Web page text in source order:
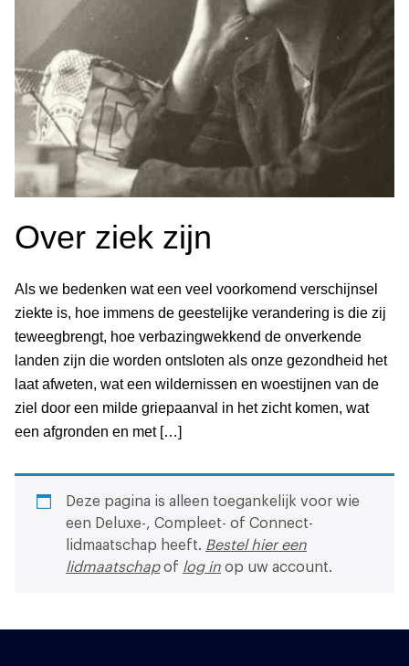
Over ziek zijn
Als we bedenken wat een veel voorkomend verschijnsel
ziekte is, hoe immens de geestelijke verandering is die zij
teweegbrengt, hoe verbazingwekkend de onverkende
landen zijn die worden ontsloten als onze gezondheid het
laat afweten, wat een wildernissen en woestijnen van de
ziel door een milde griepaanval in het zicht komen, wat
een afgronden en met […]
Deze pagina is alleen toegankelijk voor wie
een Deluxe-, Compleet- of Connect-
lidmaatschap heeft. Bestel hier een
lidmaatschapof log in op uw account.